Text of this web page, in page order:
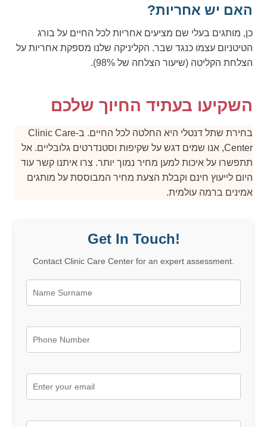
האם יש אחריות?
כן, מותגים בעלי שם מציעים אחריות לכל החיים על בורג
הטיטניום עצמו כנגד שבר. הקליניקה שלנו מספקת אחריות על
הצלחת הקליטה (שיעור הצלחה של 98%).
השקיעו בעתיד החיוך שלכם
בחירת שתל דנטלי היא החלטה לכל החיים. ב-Clinic Care
Center, אנו שמים דגש על שקיפות וסטנדרטים גלובליים. אל
תתפשרו על איכות למען מחיר נמוך יותר. צרו איתנו קשר עוד
היום לייעוץ חינם וקבלת הצעת מחיר המבוססת על מותגים
אמינים ברמה עולמית.
Get In Touch!
Contact Clinic Care Center for an expert assessment.